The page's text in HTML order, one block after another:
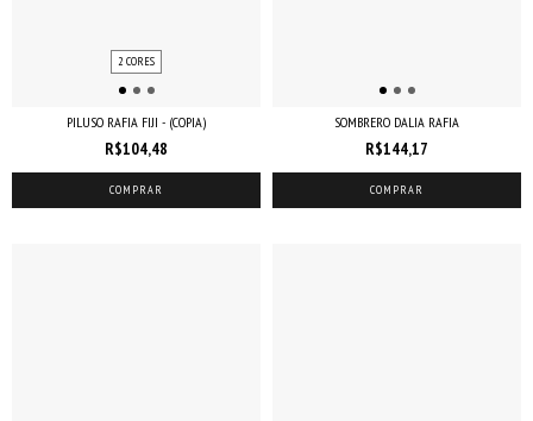
2 CORES
PILUSO RAFIA FIJI - (COPIA)
R$104,48
COMPRAR
SOMBRERO DALIA RAFIA
R$144,17
COMPRAR